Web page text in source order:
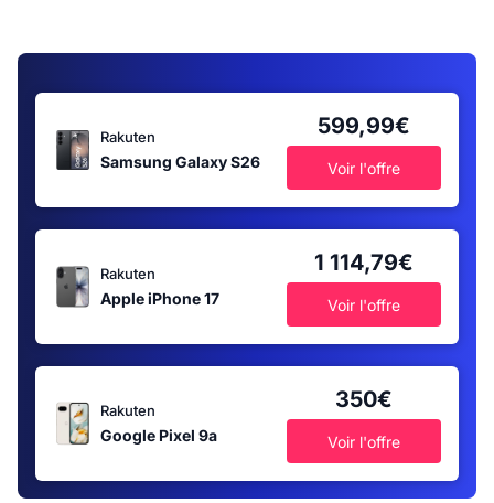
Rakuten
Samsung Galaxy S26
599,99€
Voir l'offre
Rakuten
Apple iPhone 17
1 114,79€
Voir l'offre
Rakuten
Google Pixel 9a
350€
Voir l'offre